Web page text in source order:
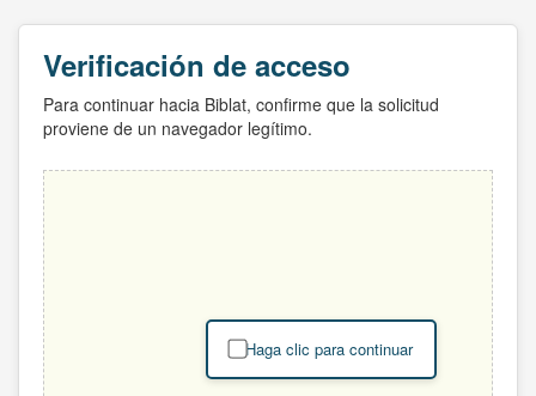
Verificación de acceso
Para continuar hacia Biblat, confirme que la solicitud
proviene de un navegador legítimo.
Haga clic para continuar